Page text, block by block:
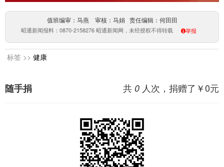
值班编审：马燕 审核：马娟 责任编辑：何田田
昭通新闻报料：0870-2158276 昭通新闻网，未经授权不得转载 举报
标签 >> 健康
共 0 人次，捐赠了￥0元
随手捐